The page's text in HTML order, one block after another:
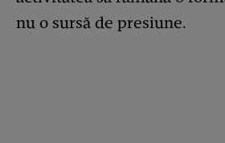
nu o sursă de presiune.